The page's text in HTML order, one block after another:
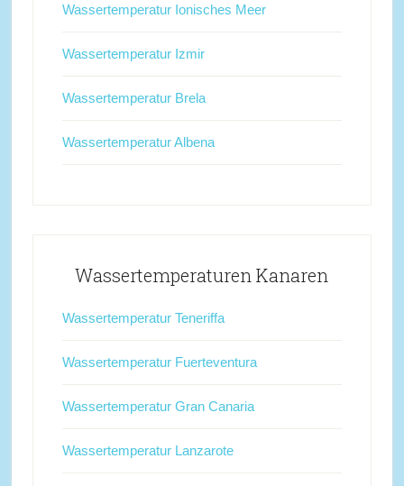
Wassertemperatur Ionisches Meer
Wassertemperatur Izmir
Wassertemperatur Brela
Wassertemperatur Albena
Wassertemperaturen Kanaren
Wassertemperatur Teneriffa
Wassertemperatur Fuerteventura
Wassertemperatur Gran Canaria
Wassertemperatur Lanzarote